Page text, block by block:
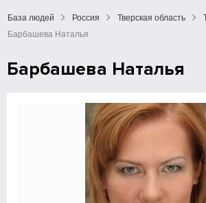
База людей Россия Тверская область
Барбашева Наталья
Барбашева Наталья